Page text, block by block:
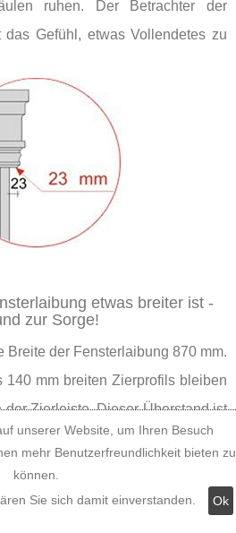
ruhen. Der Betrachter der
das Gefühl, etwas Vollendetes zu
etwas breiter ist -
zur Sorge!
Breite der Fensterlaibung 870 mm.
140 mm breiten Zierprofils bleiben
der Zierleiste. Dieser Überstand ist
es gibt kaum einen Betrachter,
wird. Also können Sie guten
unserer Website, um Ihren Besuch
mehr Benutzerfreundlichkeit bieten zu
können.
Sie sich damit einverstanden.
Ok